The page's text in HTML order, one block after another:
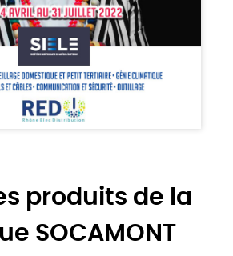
produits de la
SOCAMONT